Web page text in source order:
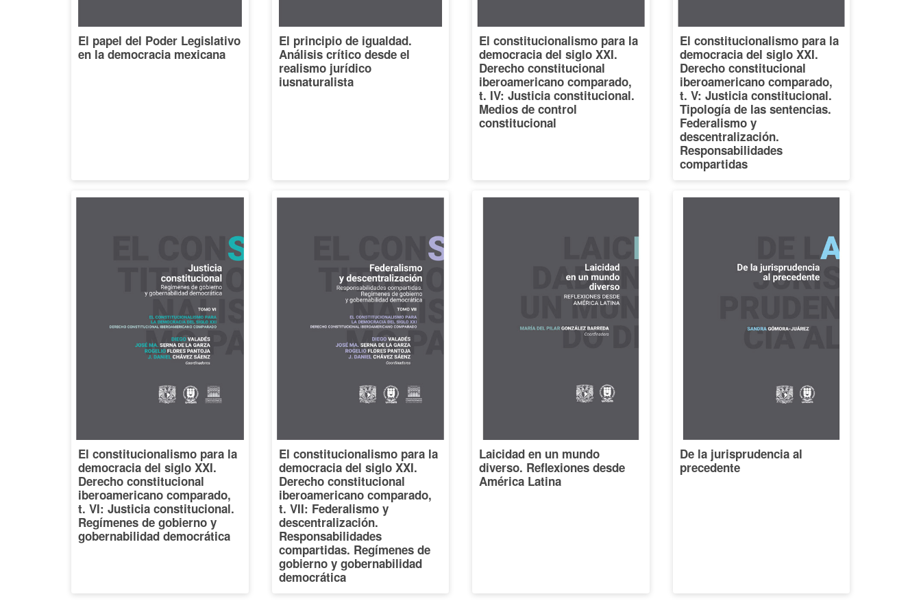
El papel del Poder Legislativo
en la democracia mexicana
El principio de igualdad.
Análisis crítico desde el
realismo jurídico
iusnaturalista
El constitucionalismo para la
democracia del siglo XXI.
Derecho constitucional
iberoamericano comparado,
t. IV: Justicia constitucional.
Medios de control
constitucional
El constitucionalismo para la
democracia del siglo XXI.
Derecho constitucional
iberoamericano comparado,
t. V: Justicia constitucional.
Tipología de las sentencias.
Federalismo y
descentralización.
Responsabilidades
compartidas
El constitucionalismo para la
democracia del siglo XXI.
Derecho constitucional
iberoamericano comparado,
t. VI: Justicia constitucional.
Regímenes de gobierno y
gobernabilidad democrática
El constitucionalismo para la
democracia del siglo XXI.
Derecho constitucional
iberoamericano comparado,
t. VII: Federalismo y
descentralización.
Responsabilidades
compartidas. Regímenes de
gobierno y gobernabilidad
democrática
Laicidad en un mundo
diverso. Reflexiones desde
América Latina
De la jurisprudencia al
precedente